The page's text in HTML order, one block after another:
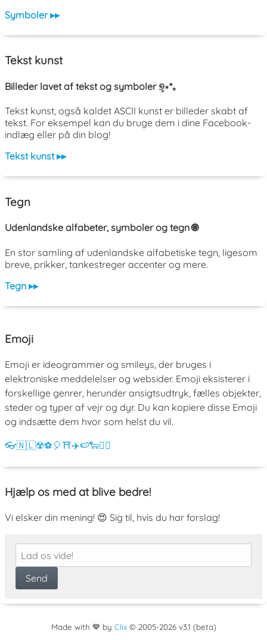
Symboler ▸▸
Tekst kunst
Billeder lavet af tekst og symboler ୭̥⋆*｡
Tekst kunst, også kaldet ASCII kunst er billeder skabt af
tekst. For eksempel kan du bruge dem i dine Facebook-
indlæg eller på din blog!
Tekst kunst ▸▸
Tegn
Udenlandske alfabeter, symboler og tegn 🌐
En stor samling af udenlandske alfabetiske tegn, ligesom
breve, prikker, tankestreger accenter og mere.
Tegn ▸▸
Emoji
Emoji er ideogrammer og smileys, der bruges i
elektroniske meddelelser og websider. Emoji eksisterer i
forskellige genrer, herunder ansigtsudtryk, fælles objekter,
steder og typer af vejr og dyr. Du kan kopiere disse Emoji
og indsætte dem hvor som helst du vil.
👓🇳🇱☢️⚽ 🎈⛩️✈️🍉🐑💁‍♀️
Hjælp os med at blive bedre!
Vi elsker din mening! 😍 Sig til, hvis du har forslag!
Made with 💙 by Clix© 2005-2026 v3.1 (beta)